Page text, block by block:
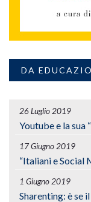
DA
26 Luglio 2019
Youtube e la sua
17 Giugno 2019
“Italiani e Social
1 Giugno 2019
Sharenting: è se